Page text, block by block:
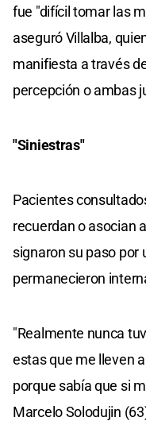
fue "difícil tomar las
aseguró Villalba,
manifiesta a través
percepción o ambas
"Siniestras"
Pacientes
recuerdan o asocian
signaron su paso por
permanecieron
"Realmente nunca
estas que me lleven
porque sabía que si
Marcelo Solodujin